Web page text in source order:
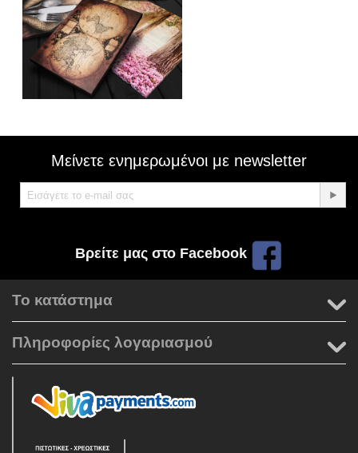
Μείνετε ενημερωμένοι με newsletter
Βρείτε μας στο Facebook
Το κατάστημα
Πληροφορίες λογαριασμού